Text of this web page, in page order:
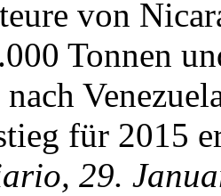
von
Tonnen
für 2015
29.